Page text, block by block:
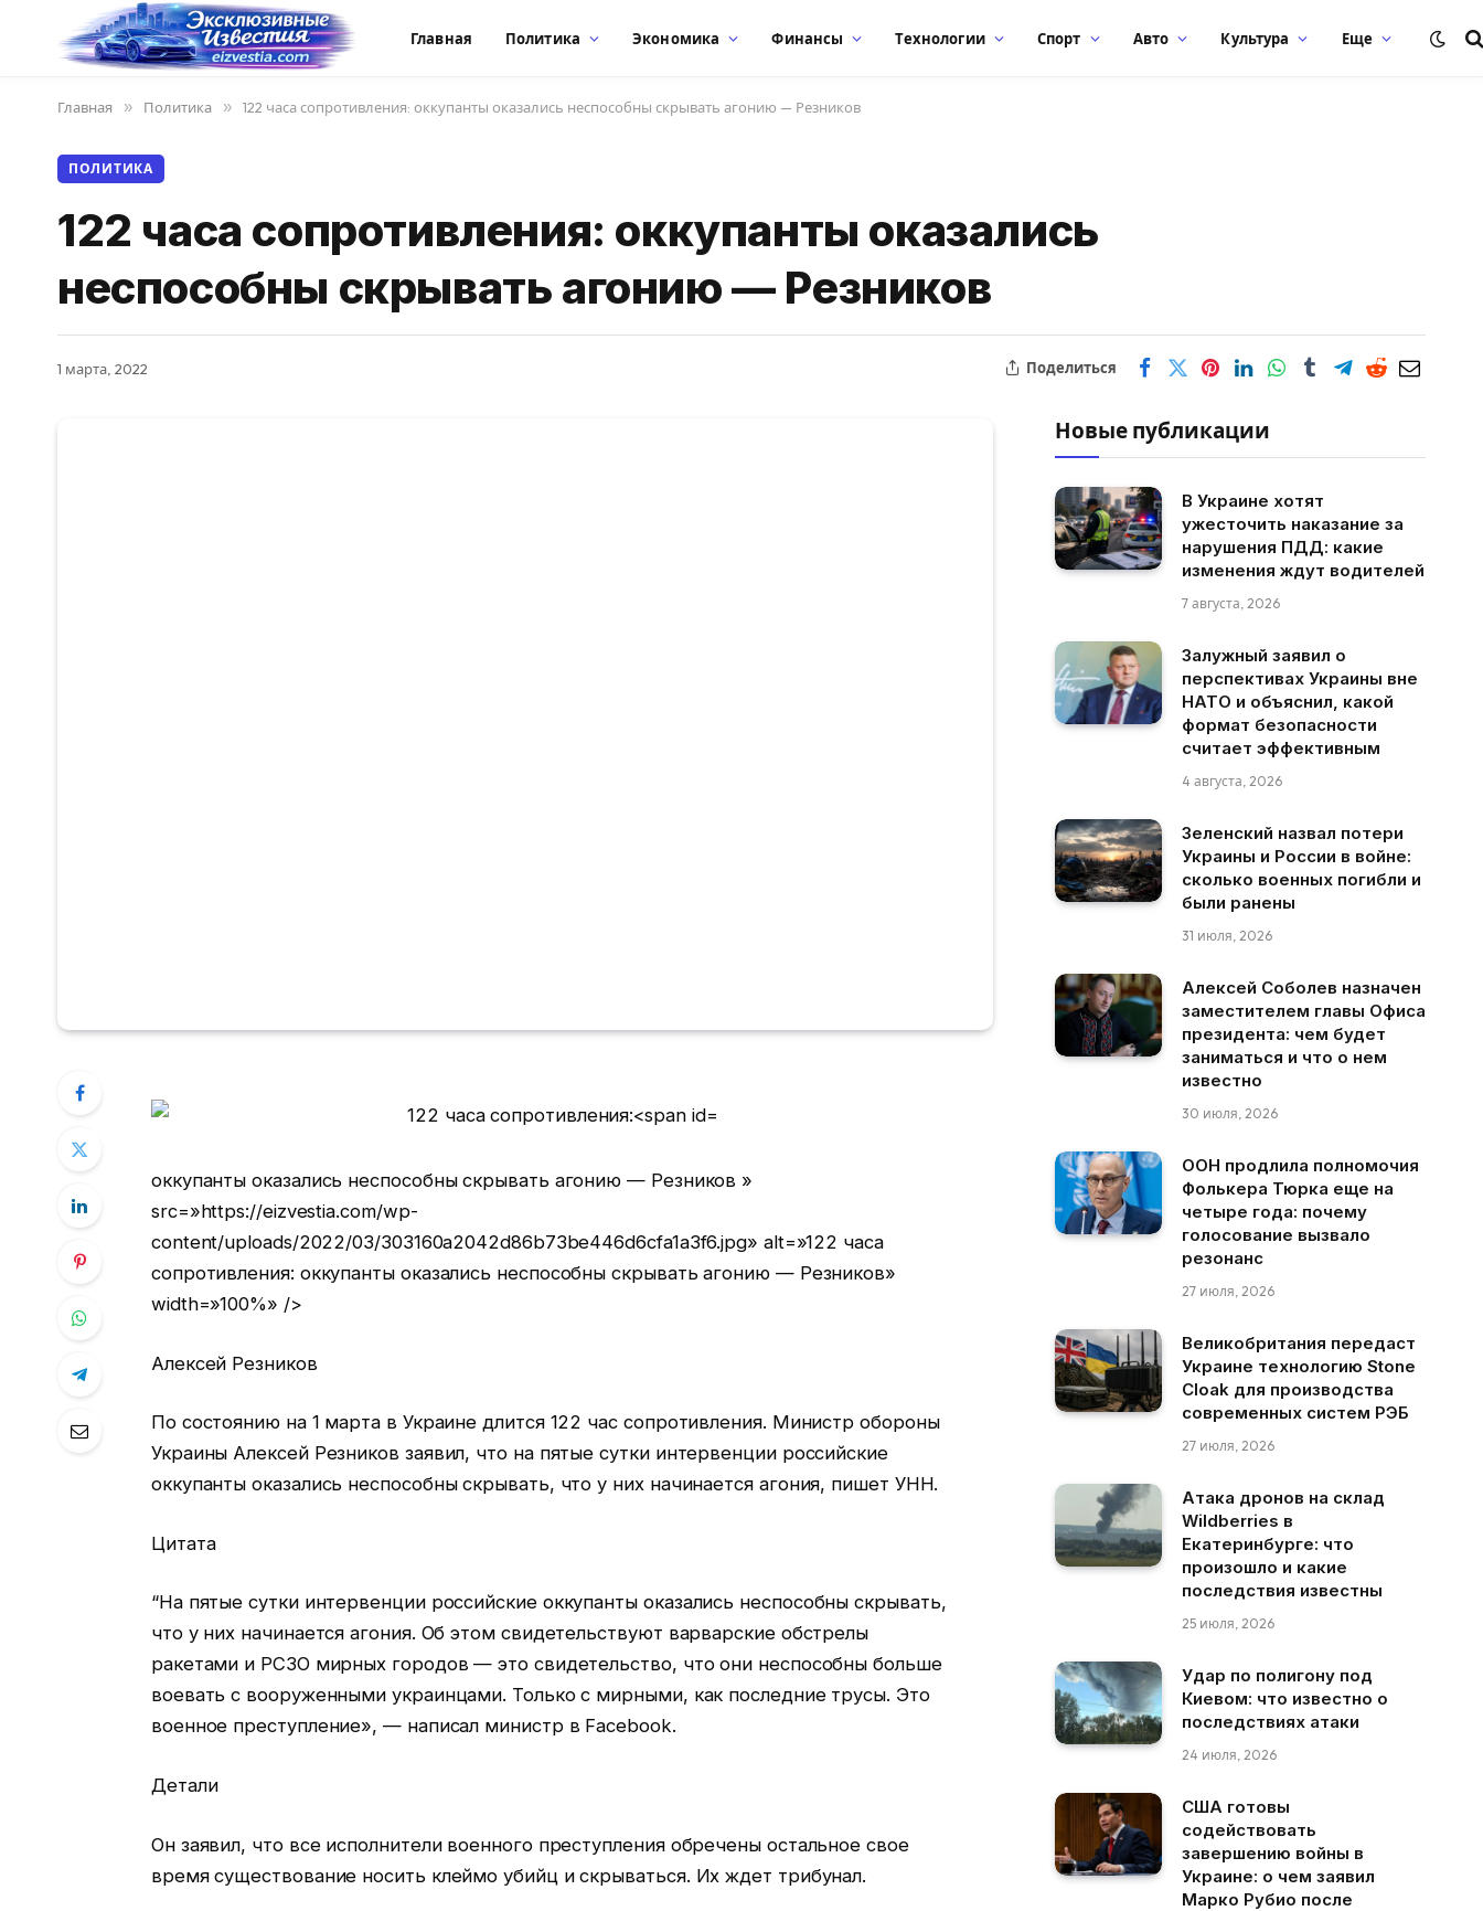
Главная Политика Экономика Финансы Технологии Спорт Авто Культура Еще
Главная » Политика » 122 часа сопротивления: оккупанты оказались неспособны скрывать агонию — Резников
ПОЛИТИКА
122 часа сопротивления: оккупанты оказались
неспособны скрывать агонию — Резников
1 марта, 2022 Поделиться
оккупанты оказались неспособны скрывать агонию — Резников »
src=»https://eizvestia.com/wp-
content/uploads/2022/03/303160a2042d86b73be446d6cfa1a3f6.jpg» alt=»122 часа
сопротивления: оккупанты оказались неспособны скрывать агонию — Резников»
width=»100%» />
Алексей Резников
По состоянию на 1 марта в Украине длится 122 час сопротивления. Министр обороны
Украины Алексей Резников заявил, что на пятые сутки интервенции российские
оккупанты оказались неспособны скрывать, что у них начинается агония, пишет УНН.
Цитата
“На пятые сутки интервенции российские оккупанты оказались неспособны скрывать,
что у них начинается агония. Об этом свидетельствуют варварские обстрелы
ракетами и РСЗО мирных городов — это свидетельство, что они неспособны больше
воевать с вооруженными украинцами. Только с мирными, как последние трусы. Это
военное преступление», — написал министр в Facebook.
Детали
Он заявил, что все исполнители военного преступления обречены остальное свое
время существование носить клеймо убийц и скрываться. Их ждет трибунал.
Новые публикации
В Украине хотят
ужесточить наказание за
нарушения ПДД: какие
изменения ждут водителей
7 августа, 2026
Залужный заявил о
перспективах Украины вне
НАТО и объяснил, какой
формат безопасности
считает эффективным
4 августа, 2026
Зеленский назвал потери
Украины и России в войне:
сколько военных погибли и
были ранены
31 июля, 2026
Алексей Соболев назначен
заместителем главы Офиса
президента: чем будет
заниматься и что о нем
известно
30 июля, 2026
ООН продлила полномочия
Фолькера Тюрка еще на
четыре года: почему
голосование вызвало
резонанс
27 июля, 2026
Великобритания передаст
Украине технологию Stone
Cloak для производства
современных систем РЭБ
27 июля, 2026
Атака дронов на склад
Wildberries в
Екатеринбурге: что
произошло и какие
последствия известны
25 июля, 2026
Удар по полигону под
Киевом: что известно о
последствиях атаки
24 июля, 2026
США готовы
содействовать
завершению войны в
Украине: о чем заявил
Марко Рубио после